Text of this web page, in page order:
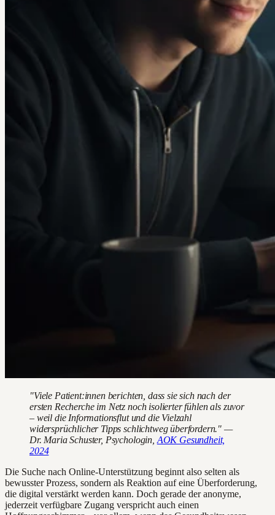
"Viele Patient:innen berichten, dass sie sich nach der
ersten Recherche im Netz noch isolierter fühlen als zuvor
– weil die Informationsflut und die Vielzahl
widersprüchlicher Tipps schlichtweg überfordern." —
Dr. Maria Schuster, Psychologin, AOK Gesundheit,
2024
Die Suche nach Online-Unterstützung beginnt also selten als
bewusster Prozess, sondern als Reaktion auf eine Überforderung,
die digital verstärkt werden kann. Doch gerade der anonyme,
jederzeit verfügbare Zugang verspricht auch einen